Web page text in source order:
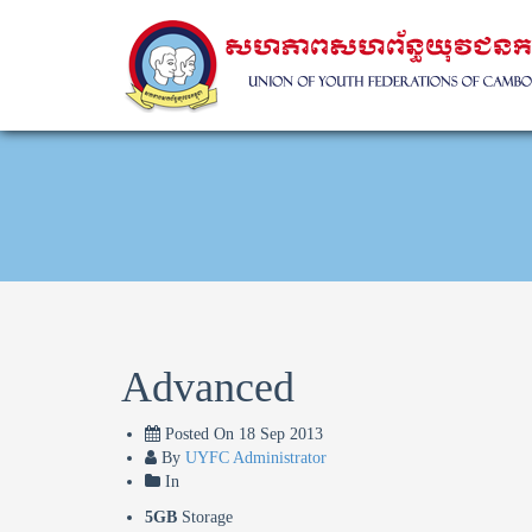
Advanced
Posted On 18 Sep 2013
By UYFC Administrator
In
5GB Storage